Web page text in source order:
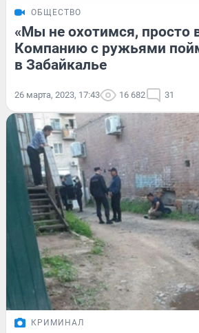
ОБЩЕСТВО
«Мы не охотимся, просто
Компанию с ружьями
в Забайкалье
26 марта, 2023, 17:43 16 682 31
КРИМИНАЛ